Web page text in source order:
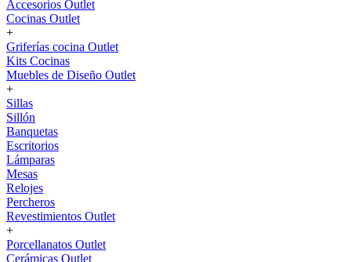
Accesorios Outlet
Cocinas Outlet
+
Griferías cocina Outlet
Kits Cocinas
Muebles de Diseño Outlet
+
Sillas
Sillón
Banquetas
Escritorios
Lámparas
Mesas
Relojes
Percheros
Revestimientos Outlet
+
Porcellanatos Outlet
Cerámicas Outlet